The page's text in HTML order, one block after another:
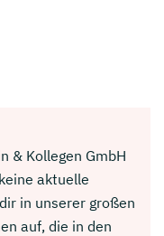
& Kollegen GmbH
aktuelle
in unserer großen
auf, die in den